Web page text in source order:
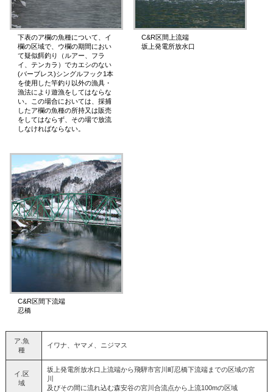
下表のア欄の魚種について、イ
欄の区域で、ウ欄の期間におい
て疑似餌釣り（ルアー、フラ
イ、テンカラ ）でカエシのない
(バーブレス)シングルフック1本
を使用した竿釣り以外の漁具・
漁法により遊漁をしてはならな
い。この場合においては、採捕
したア欄の魚種の所持又は販売
をしてはならず、その場で放流
しなければならない。
C&R区間上流端
坂上発電所放水口
C&R区間下流端
忍橋
ア.魚
種
イワナ、ヤマメ、ニジマス
イ.区
域
坂上発電所放水口上流端から飛騨市宮川町忍橋下流端までの区域の宮
川
及びその間に流れ込む森安谷の宮川合流点から上流100mの区域